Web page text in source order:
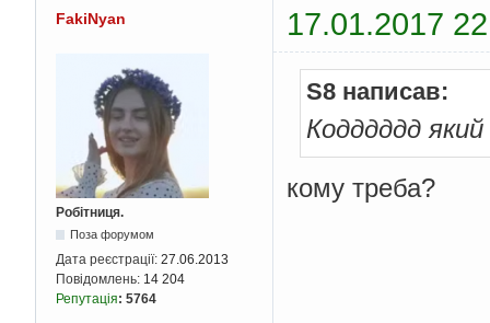
FakiNyan 17.01.2017
Робітниця.
Поза форумом
Дата реєстрації: 27.06.2013
Повідомлень: 14 204
Репутація: 5764
S8 написав:
Кодддддд
кому треба?